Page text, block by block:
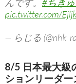
pic.twitter.com/
— らじる
8/5 日本最大級
ションリーダ